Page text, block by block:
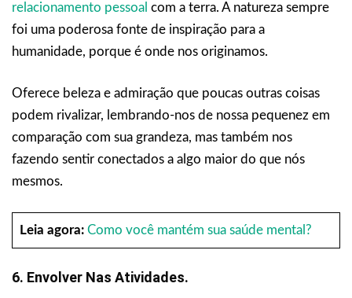
relacionamento pessoal com a terra. A natureza sempre
foi uma poderosa fonte de inspiração para a
humanidade, porque é onde nos originamos.
Oferece beleza e admiração que poucas outras coisas
podem rivalizar, lembrando-nos de nossa pequenez em
comparação com sua grandeza, mas também nos
fazendo sentir conectados a algo maior do que nós
mesmos.
Leia agora: Como você mantém sua saúde mental?
6. Envolver Nas Atividades.